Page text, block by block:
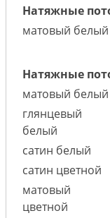
Натяжные
матовый белый
Натяжные
матовый белый
глянцевый
белый
сатин белый
сатин цветной
матовый
цветной